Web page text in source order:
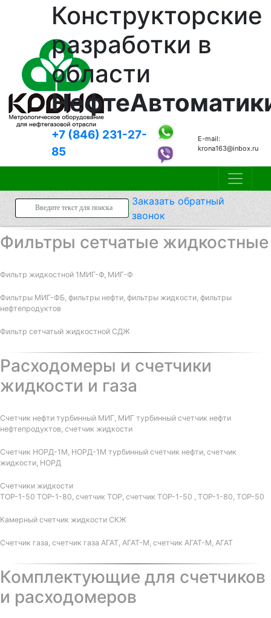
Конструкторские
разработки в
области
+7 (846) 231-27-
85
E-mail:
krona163@inbox.ru
Заказатьобратный
звонок
Фильтры сетчатые жидкостные
Фильтр жидкостной 1МИГ-Ф, МИГ-Ф
Фильтры МИГ-ФБ, фильтры нефти, фильтры жидкости, фильтры
нефтепродуктов
Фильтр сетчатый жидкостной СДЖ
Расходомеры и счетчики
жидкости и газа
Счетчик нефти турбинный МИГ, МИГ турбинный счетчик нефти
нефтепродуктов, счетчик жидкости
Счетчик НОРД-1М, НОРД-1М турбинный счетчик нефти, счетчик
жидкости, НОРД
Счетчики жидкости
ТОР-1-50 ТОР-1-80, счетчик ТОР, счетчик ТОР-1-50 , ТОР-1-80, ТОР-50
Камерный счетчик жидкости СКЖ
Счетчик газа, счетчик газа АГАТ, АГАТ-М, счетчик АГАТ-М, АГАТ
Комплектующие для счетчиков
и расходомеров